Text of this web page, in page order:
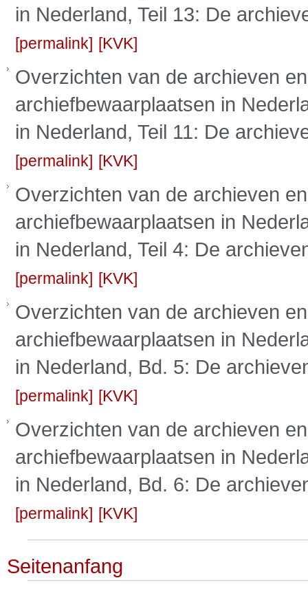
in Nederland, Teil 13: De
permalink KVK
Overzichten van de archieven
archiefbewaarplaatsen in
in Nederland, Teil 11: De
permalink KVK
Overzichten van de archieven
archiefbewaarplaatsen in
in Nederland, Teil 4: De
permalink KVK
Overzichten van de archieven
archiefbewaarplaatsen in
in Nederland, Bd. 5: De
permalink KVK
Overzichten van de archieven
archiefbewaarplaatsen in
in Nederland, Bd. 6: De
permalink KVK
Seitenanfang